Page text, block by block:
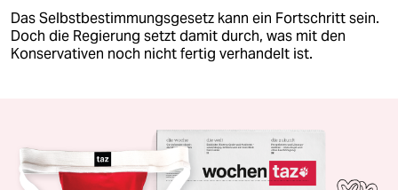
Das Selbstbestimmungsgesetz kann ein Fortschritt sein.
Doch die Regierung setzt damit durch, was mit den
Konservativen noch nicht fertig verhandelt ist.